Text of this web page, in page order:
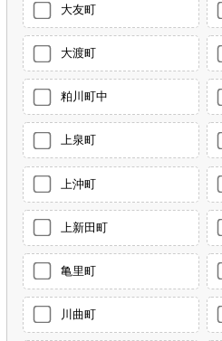
大友町
大渡町
粕川町中
上泉町
上沖町
上新田町
亀里町
川曲町